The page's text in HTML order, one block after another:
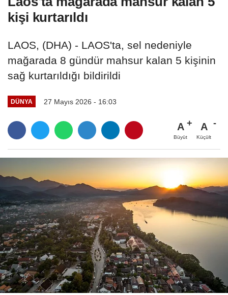
kişi kurtarıldı
LAOS, (DHA) - LAOS'ta, sel nedeniyle
mağarada 8 gündür mahsur kalan 5 kişinin
sağ kurtarıldığı bildirildi
DÜNYA 27 Mayıs 2026 - 16:03
A
Büyüt
A
Küçült